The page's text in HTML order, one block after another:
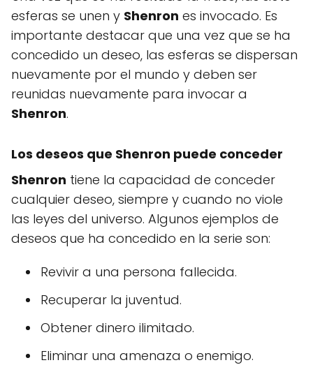
esferas se unen y Shenron es invocado. Es
importante destacar que una vez que se ha
concedido un deseo, las esferas se dispersan
nuevamente por el mundo y deben ser
reunidas nuevamente para invocar a
Shenron.
Los deseos que Shenron puede conceder
Shenron tiene la capacidad de conceder
cualquier deseo, siempre y cuando no viole
las leyes del universo. Algunos ejemplos de
deseos que ha concedido en la serie son:
Revivir a una persona fallecida.
Recuperar la juventud.
Obtener dinero ilimitado.
Eliminar una amenaza o enemigo.